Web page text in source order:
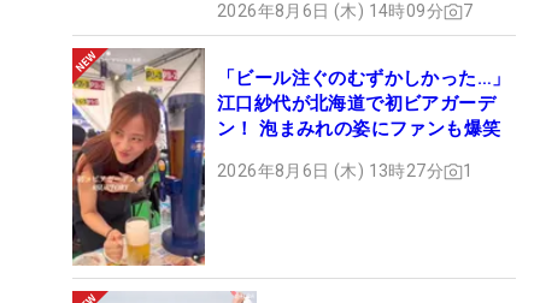
2026年8月6日 (木) 14時09分 7
「ビール注ぐのむずかしかった…」
江口紗代が北海道で初ビアガーデ
ン！ 泡まみれの姿にファンも爆笑
2026年8月6日 (木) 13時27分 1